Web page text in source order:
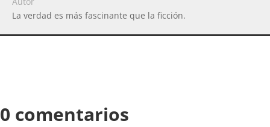
La verdad es más fascinante que la ficción.
0 comentarios